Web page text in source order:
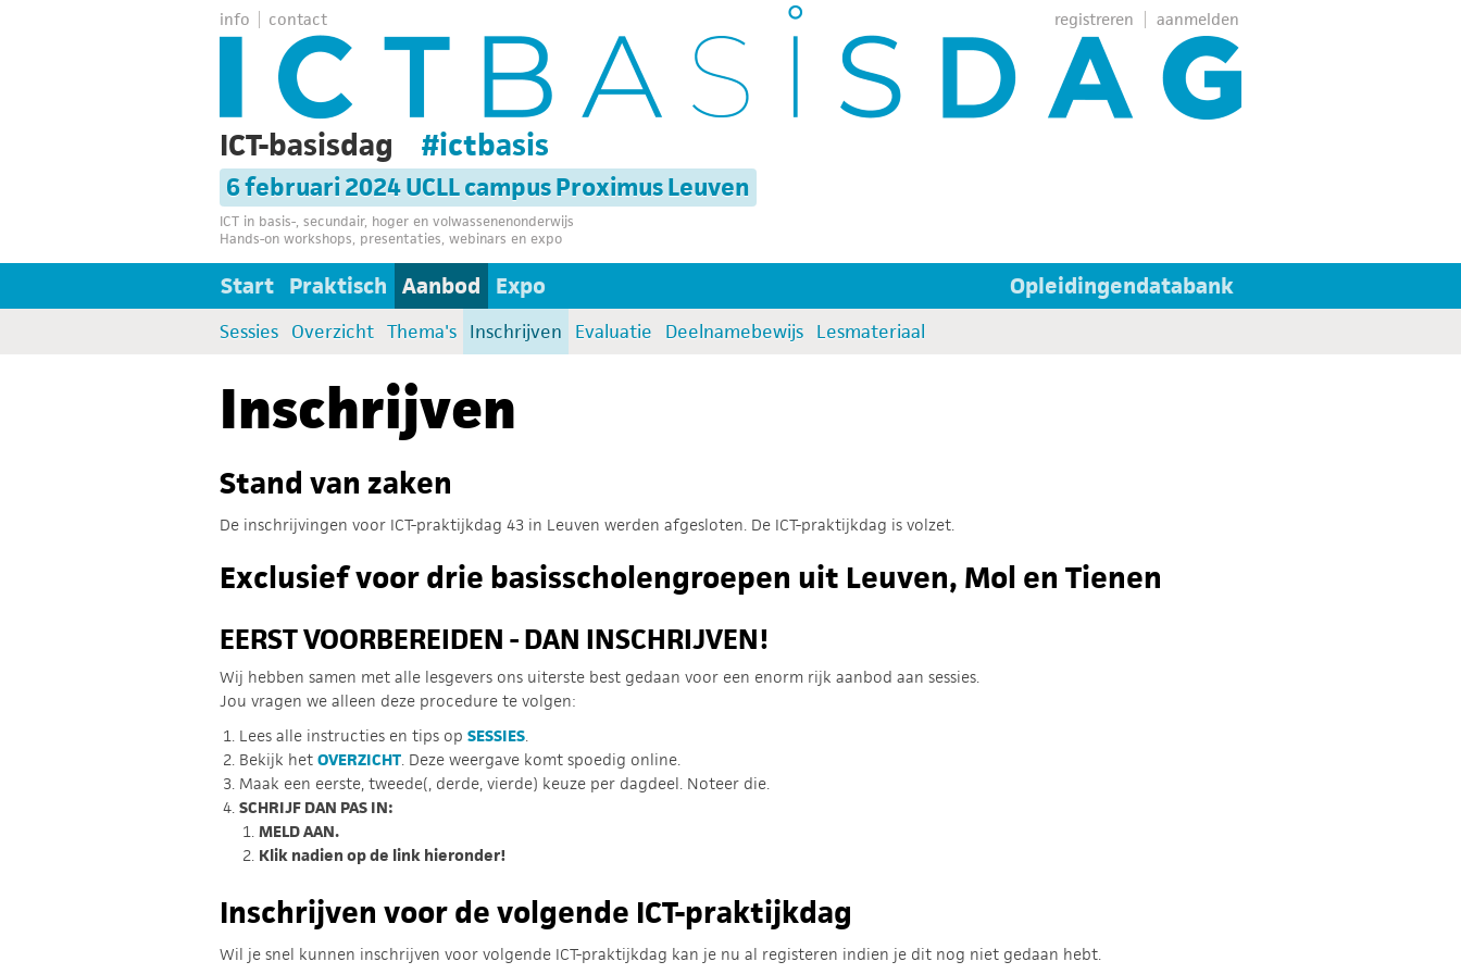
info contact aanmelden
registreren
ICT-basisdag #ictbasis
6 februari 2024 UCLL campus Proximus Leuven
ICT in basis-, secundair, hoger en volwassenenonderwijs
Hands-on workshops, presentaties, webinars en expo
Start Praktisch Aanbod Expo Opleidingendatabank
Sessies Overzicht Thema's Inschrijven Evaluatie Deelnamebewijs Lesmateriaal
Inschrijven
Stand van zaken
De inschrijvingen voor ICT-praktijkdag 43 in Leuven werden afgesloten. De ICT-praktijkdag is volzet.
Exclusief voor drie basisscholengroepen uit Leuven, Mol en Tienen
EERST VOORBEREIDEN - DAN INSCHRIJVEN!
Wij hebben samen met alle lesgevers ons uiterste best gedaan voor een enorm rijk aanbod aan sessies.
Jou vragen we alleen deze procedure te volgen:
Lees alle instructies en tips op SESSIES.
Bekijk het OVERZICHT. Deze weergave komt spoedig online.
Maak een eerste, tweede(, derde, vierde) keuze per dagdeel. Noteer die.
SCHRIJF DAN PAS IN:
MELD AAN.
Klik nadien op de link hieronder!
Inschrijven voor de volgende ICT-praktijkdag
Wil je snel kunnen inschrijven voor volgende ICT-praktijkdag kan je nu al registeren indien je dit nog niet gedaan hebt.